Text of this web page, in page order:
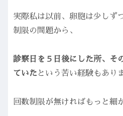
実際私は以前、卵胞は少しず
制限の問題から、
診察日を５日後にした所、そ
ていた という苦い経験もあり
回数制限が無ければもっと細